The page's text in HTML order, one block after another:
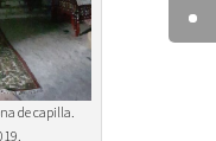
de capilla.